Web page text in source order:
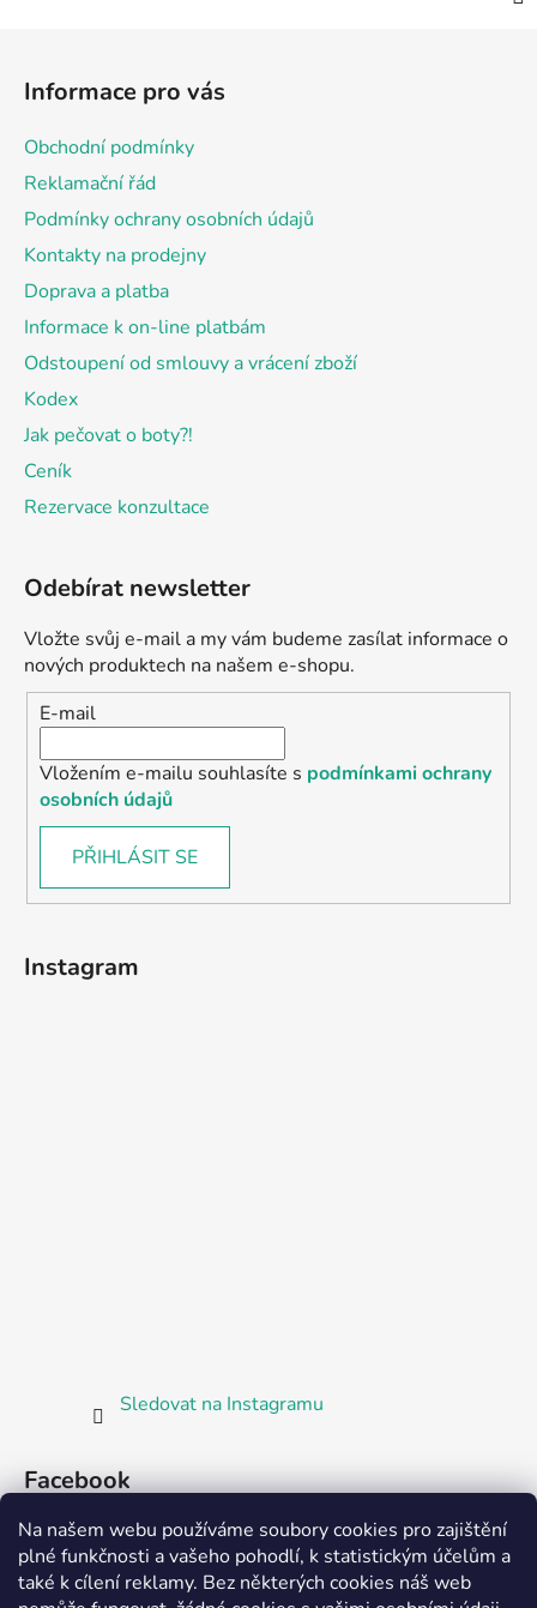
Na našem webu používáme soubory cookies pro zajištění
plné funkčnosti a vašeho pohodlí, k statistickým účelům a
také k cílení reklamy. Bez některých cookies náš web
Informace pro vás
Obchodní podmínky
Reklamační řád
Podmínky ochrany osobních údajů
Kontakty na prodejny
Doprava a platba
Informace k on-line platbám
Odstoupení od smlouvy a vrácení zboží
Kodex
Jak pečovat o boty?!
Ceník
Rezervace konzultace
Odebírat newsletter
Vložte svůj e-mail a my vám budeme zasílat informace o
nových produktech na našem e-shopu.
E-mail
Vložením e-mailu souhlasíte s podmínkami ochrany
osobních údajů
PŘIHLÁSIT SE
Instagram
Sledovat na Instagramu
Facebook